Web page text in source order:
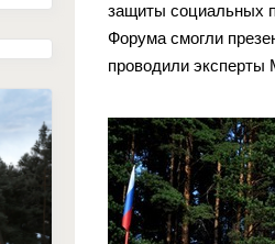
защиты социальных
Форума смогли
проводили эксперты